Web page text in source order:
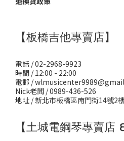
【板橋吉他專賣店】
電話 / 02-2968-9923
時間 / 12:00 - 22:00
電郵 /
Nick老闆 / 0989-436-526
地址 / 新北市板橋區南門街14號2
【土城電鋼琴專賣店